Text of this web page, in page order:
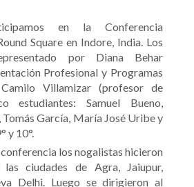
en la Conferencia
Square en Indore, India. Los
por Diana Behar
Profesional y Programas
Camilo Villamizar (profesor de
estudiantes: Samuel Bueno,
García, María José Uribe y
y 10°.
los nogalistas hicieron
ciudades de Agra, Jaiupur,
Delhi. Luego se dirigieron al